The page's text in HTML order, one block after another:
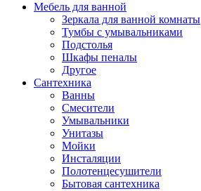
Мебель для ванной
Зеркала для ванной комнаты
Тумбы с умывальниками
Подстолья
Шкафы пеналы
Другое
Сантехника
Ванны
Смесители
Умывальники
Унитазы
Мойки
Инсталяции
Полотенцесушители
Бытовая сантехника